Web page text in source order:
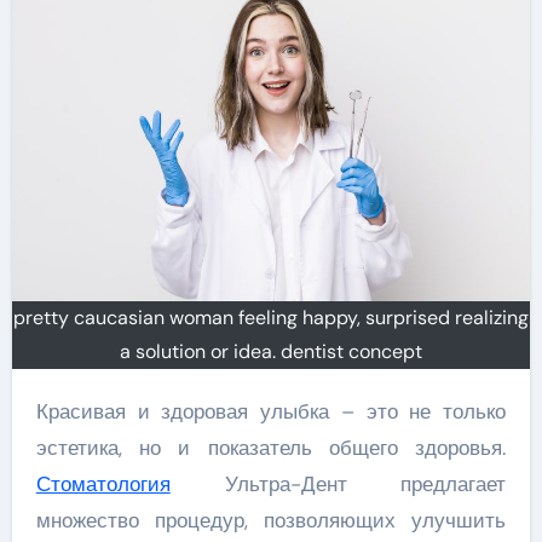
pretty caucasian woman feeling happy, surprised realizing
a solution or idea. dentist concept
Красивая и здоровая улыбка – это не только
эстетика, но и показатель общего здоровья.
Стоматология Ультра-Дент предлагает
множество процедур, позволяющих улучшить